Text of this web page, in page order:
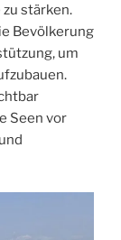
stärken.
Bevölkerung
um
Seen vor